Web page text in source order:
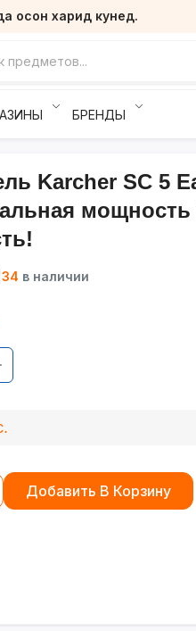
осон харид кунед.
БРЕНДЫ
Karcher SC 5
мощность
34 в наличии
Добавить В Корзину